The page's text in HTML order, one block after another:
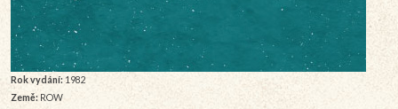
Rok vydání:1982
Země:ROW